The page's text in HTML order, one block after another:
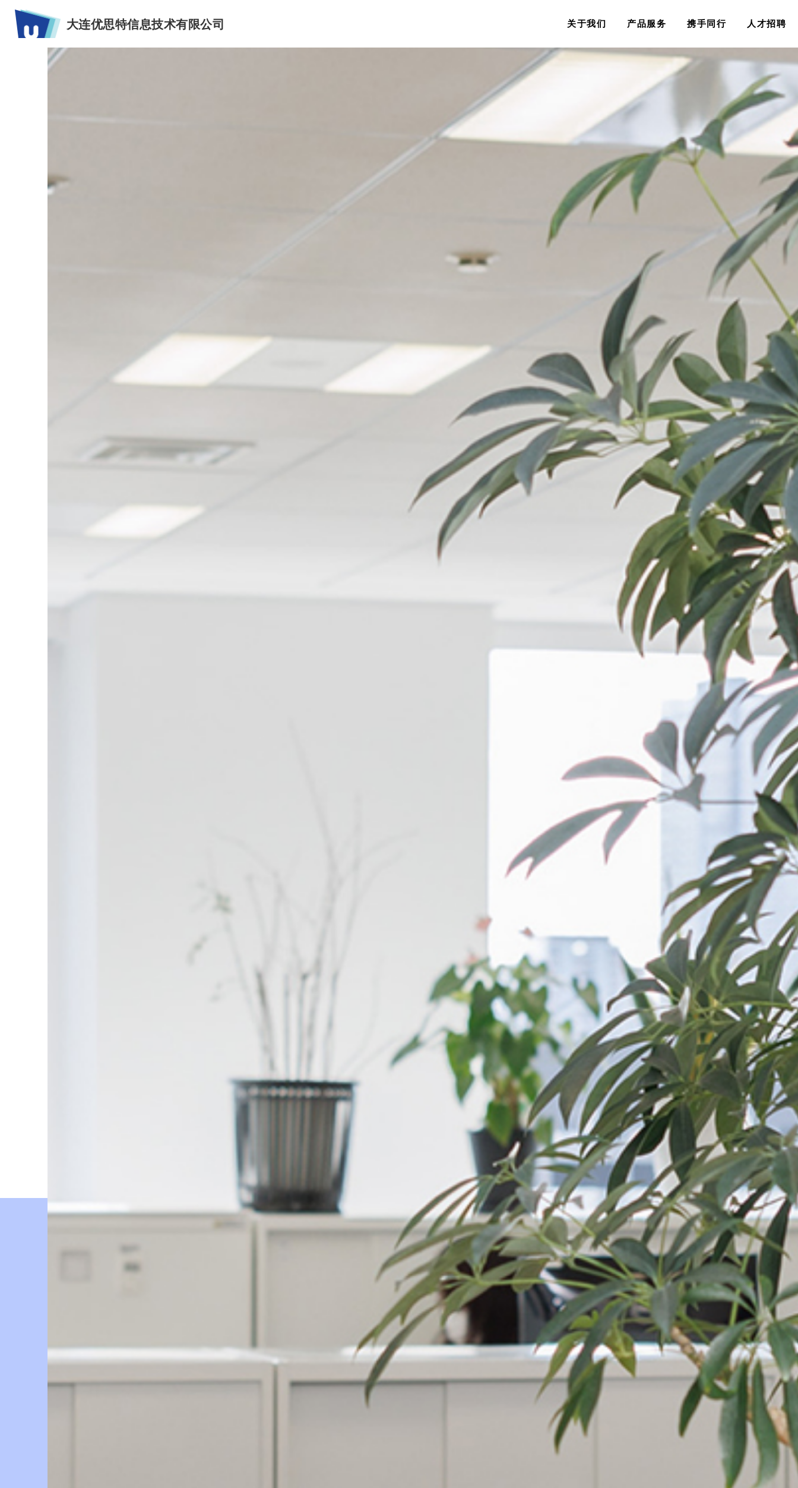
大连优思特信息技术有限公司 关于我们 产品服务 携手同行 人才招聘